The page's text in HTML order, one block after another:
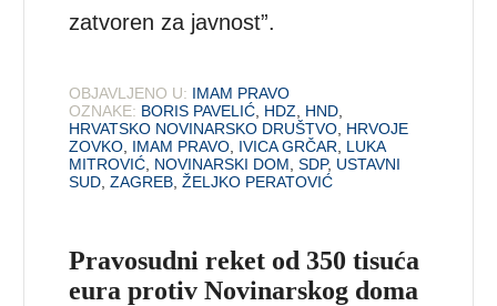
zatvoren za javnost”.
OBJAVLJENO U: IMAM PRAVO
OZNAKE: BORIS PAVELIĆ HDZ HND
HRVATSKO NOVINARSKO DRUŠTVO HRVOJE
ZOVKO IMAM PRAVO IVICA GRČAR
LUKA
MITROVIĆ NOVINARSKI DOM ,SDP, USTAVNI
SUD ,ZAGREB ,ŽELJKO PERATOVIĆ
Pravosudni reket od 350 tisuća
eura protiv Novinarskog doma